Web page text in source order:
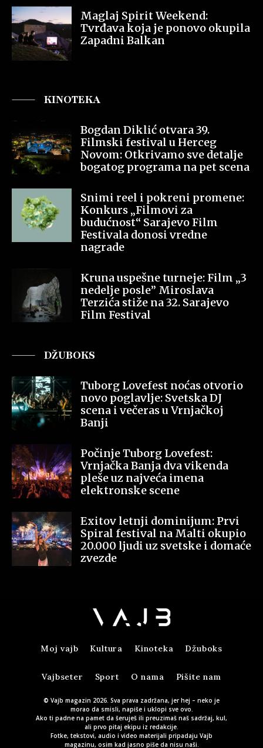
Maglaj Spirit Weekend:
Tvrđava koja je ponovo okupila
Zapadni Balkan
KINOTEKA
Bogdan Diklić otvara 39.
Filmski festival u Herceg
Novom: Otkrivamo sve detalje
bogatog programa na pet scena
Snimi reel i pokreni promene:
Konkurs „Filmovi za
budućnost“ Sarajevo Film
Festivala donosi vredne
nagrade
Kruna uspešne turneje: Film „3
nedelje posle” Miroslava
Terzića stiže na 32. Sarajevo
Film Festival
DŽUBOKS
Tuborg Lovefest noćas otvorio
novo poglavlje: Svetska DJ
scena i večeras u Vrnjačkoj
Banji
Počinje Tuborg Lovefest:
Vrnjačka Banja dva vikenda
pleše uz najveća imena
elektronske scene
Exitov letnji dominijum: Prvi
Spiral festival na Malti okupio
20.000 ljudi uz svetske i domaće
zvezde
Moj vajb Kultura Kinoteka Džuboks
Vajbseter Sport O nama Pišite nam
© Vajb magazin 2026. Sva prava zadržana, jer hej – neko je
morao da smisli, napiše i uklopi sve ovo.
Ako ti padne na pamet da šeruješ ili preuzimaš naš sadržaj, kul,
ali prvo pitaj ekipu iz redakcije.
Fotke, tekstovi, audio i video materijali pripadaju Vajb
magazinu, osim kad jasno piše da nisu naši.